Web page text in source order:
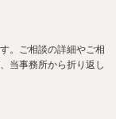
。ご相談の詳細やご相
当事務所から折り返し